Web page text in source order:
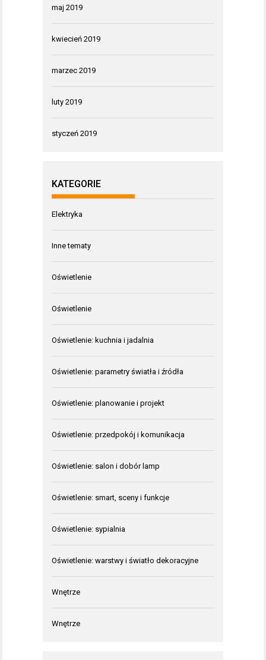
maj 2019
kwiecień 2019
marzec 2019
luty 2019
styczeń 2019
KATEGORIE
Elektryka
Inne tematy
Oświetlenie
Oświetlenie
Oświetlenie: kuchnia i jadalnia
Oświetlenie: parametry światła i źródła
Oświetlenie: planowanie i projekt
Oświetlenie: przedpokój i komunikacja
Oświetlenie: salon i dobór lamp
Oświetlenie: smart, sceny i funkcje
Oświetlenie: sypialnia
Oświetlenie: warstwy i światło dekoracyjne
Wnętrze
Wnętrze